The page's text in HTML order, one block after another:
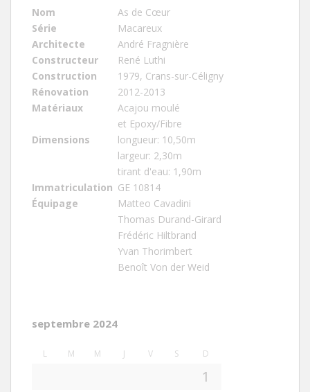
Nom
As de Cœur
Série
Macareux
Architecte
André Fragnière
Constructeur
René Luthi
Construction
1979, Crans-sur-Céligny
Rénovation
2012-2013
Matériaux
Acajou moulé
et Epoxy/Fibre
Dimensions
longueur: 10,50m
largeur: 2,30m
tirant d'eau: 1,90m
Immatriculation GE 10814
Équipage
Matteo Cavadini
Thomas Durand-Girard
Frédéric Hiltbrand
Yvan Thorimbert
Benoît Von der Weid
septembre 2024
L M M J V S D
1